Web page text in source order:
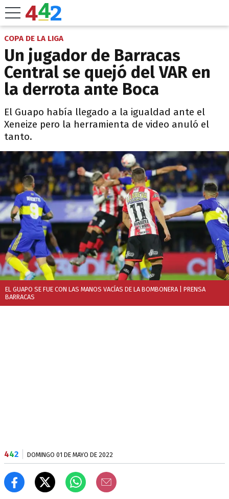
COPA DE LA LIGA
Un jugador de Barracas
Central se quejó del VAR en
la derrota ante Boca
El Guapo había llegado a la igualdad ante el
Xeneize pero la herramienta de video anuló el
tanto.
EL GUAPO SE FUE CON LAS MANOS VACÍAS DE LA BOMBONERA | PRENSA
BARRACAS
442 DOMINGO 01 DE MAYO DE 2022